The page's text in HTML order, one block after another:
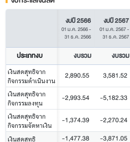
งบปี 2566
01 ม.ค. 2566-
31 ธ.ค. 2566
งบปี 2567
01 ม.ค. 2567-
31 ธ.ค. 2567
ประเภทงบ งบรวม งบรวม
เงินสดสุทธิจาก
กิจกรรมดำเนินงาน
2,890.55 3,581.52
เงินสดสุทธิจาก
กิจกรรมลงทุน
-2,993.54 -5,182.33
เงินสดสุทธิจาก
กิจกรรมจัดหาเงิน
-1,374.39 -2,270.24
เงินสดสุทธิ -1,477.38 -3,871.05